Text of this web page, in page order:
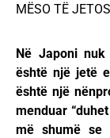
MËSO TË
Në Japoni
është një jetë
është një
menduar
më shumë se